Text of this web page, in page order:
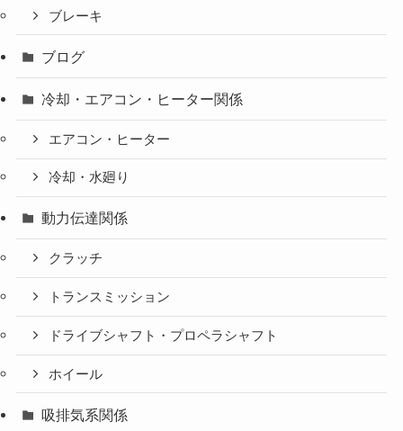
ブレーキ
ブログ
冷却・エアコン・ヒーター関係
エアコン・ヒーター
冷却・水廻り
動力伝達関係
クラッチ
トランスミッション
ドライブシャフト・プロペラシャフト
ホイール
吸排気系関係